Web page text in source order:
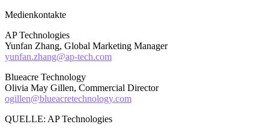
Medienkontakte
AP Technologies
Yunfan Zhang, Global Marketing Manager
yunfan.zhang@ap-tech.com
Blueacre Technology
Olivia May Gillen, Commercial Director
ogillen@blueacretechnology.com
QUELLE: AP Technologies